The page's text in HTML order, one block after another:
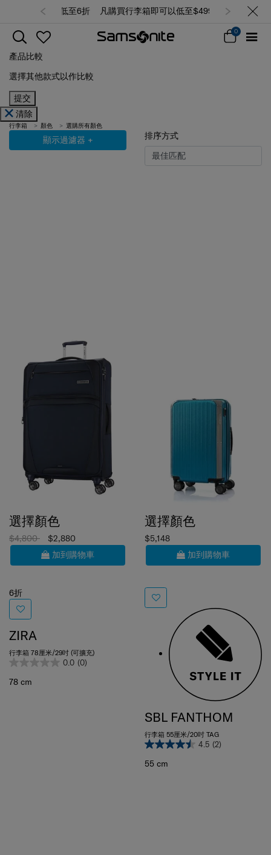
凡購買行李箱即可以低至$499加購精選
0
提交
清除
顏色 選購所有顏色
顯示過濾器 + 排序方式
選擇顏色
$4,800
$2,880
加到購物車
6折
ZIRA
行李箱 78厘米/29吋 (可擴充)
選擇顏色
$5,148
加到購物車
SBL FANTHOM
行李箱 55厘米/20吋 TAG